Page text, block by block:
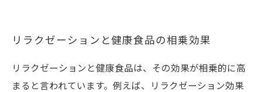
リラクゼーションと健康食品の相乗効果
リラクゼーションと健康食品は、その効果が相乗的に高
まると言われています。例えば、リラクゼーション効果